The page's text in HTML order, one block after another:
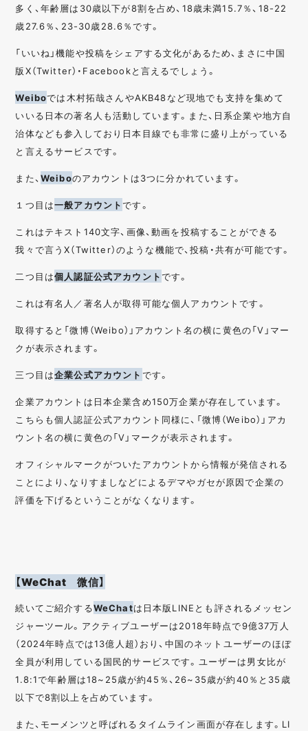
多く、年齢層は30歳以下が8割を占め、18歳未満15.7％、18-22
歳27.6％、23-30歳28.6％です。
「いいね」機能や投稿をシェアする文化があるため、まさに中国
版X（Twitter）・Facebookと言えるでしょう。
Weiboでは木村拓哉さんやAKB48など現地でも支持を集めて
いいる日本の著名人も活動しています。また、日系企業や地方自
治体なども参入しており日本目線でも非常に盛り上がっている
と言えるサービスです。
また、 Weiboのアカウントは3つに分かれています。
１つ目は一般アカウントです。
これはテキスト140文字、画像、動画を投稿することができる
我々で言うX（Twitter）のような機能で、投稿・共有が可能です。
二つ目は個人認証公式アカウントです。
これは有名人／著名人が取得可能な個人アカウントです。
取得すると「微博（Weibo）」アカウント名の横に黄色の「V」マー
クが表示されます。
三つ目は企業公式アカウント です。
企業アカウントは日本企業含め150万企業が存在しています。
こちらも個人認証公式アカウント同様に、「微博（Weibo）」アカ
ウント名の横に黄色の「V」マークが表示されます。
オフィシャルマークがついたアカウントから情報が発信される
ことにより、なりすましなどによるデマやガセが原因で企業の
評価を下げるということがなくなります。
【WeChat 微信】
続いてご紹介するWeChatは日本版LINEとも評されるメッセン
ジャーツール。アクティブユーザーは2018年時点で9億37万人
（2024年時点では13億人超）おり、中国のネットユーザーのほぼ
全員が利用している国民的サービスです。ユーザーは男女比が
1.8:1で年齢層は18~25歳が約45％、26~35歳が約40％と35歳
以下で8割以上を占めています。
また、モーメンツと呼ばれるタイムライン画面が存在します。LI